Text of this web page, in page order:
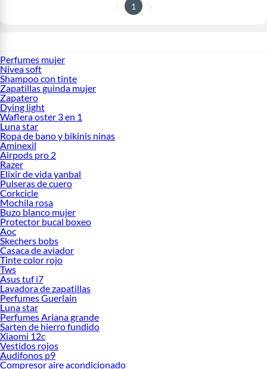
1
Perfumes mujer
Nivea soft
Shampoo con tinte
Zapatillas guinda mujer
Zapatero
Dying light
Waflera oster 3 en 1
Luna star
Ropa de bano y bikinis ninas
Aminexil
Airpods pro 2
Razer
Elixir de vida yanbal
Pulseras de cuero
Corkcicle
Mochila rosa
Buzo blanco mujer
Protector bucal boxeo
Aoc
Skechers bobs
Casaca de aviador
Tinte color rojo
Tws
Asus tuf i7
Lavadora de zapatillas
Perfumes Guerlain
Luna star
Perfumes Ariana grande
Sarten de hierro fundido
Xiaomi 12c
Vestidos rojos
Audifonos p9
Compresor aire acondicionado